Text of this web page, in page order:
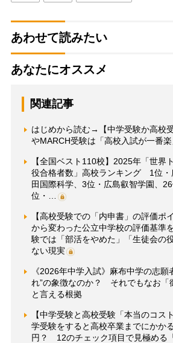
あわせて読みたい
あなたにオススメ
関連記事
はじめから読む→【中学受験か高校
やMARCH受験は「高校入試が一番
【全国ベスト110校】2025年「世界
役合格者数」高校ランキング 1位・
田国際科学、3位・広島叡智学園、
位・…
【高校受験での「内申書」の評価ポ
から変わった公立中学校の評価基準
験では「部活をやめた」「生徒会の
ない現実
《2026年中学入試》麻布中学の志願
れ”の象徴なのか？ それでもなお「
と言える根拠
【中学受験と高校受験「本当のコス
学受験をすると高校卒業までにかか
円？ 12のチェック項目で見極める